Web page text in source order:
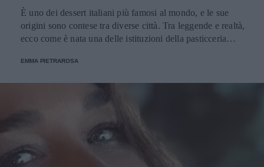
È uno dei dessert italiani più famosi al mondo, e le sue
origini sono contese tra diverse città. Tra leggende e realtà,
ecco come è nata una delle istituzioni della pasticceria
EMMA PIETRAROSA